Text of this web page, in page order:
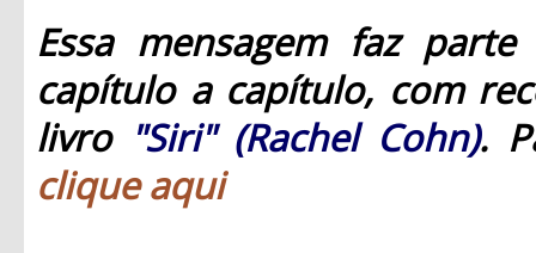
Essa mensagem faz
capítulo a capítulo, com
livro "Siri" (Rachel Cohn).
clique aqui